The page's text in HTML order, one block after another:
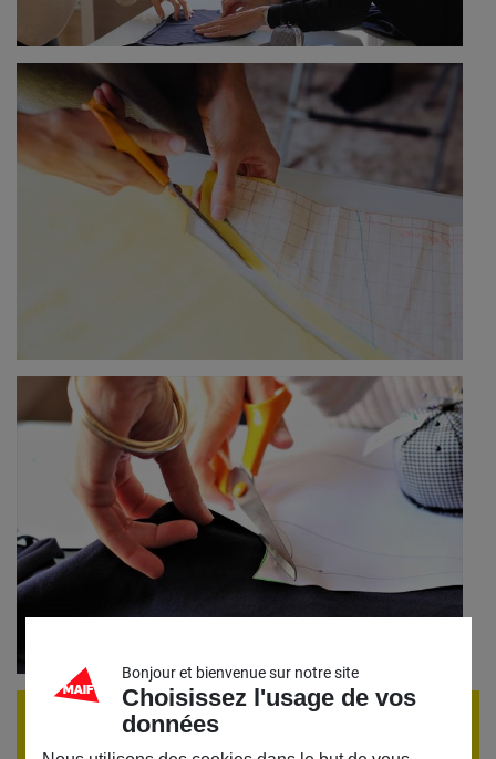
ÉVÈNEMENT TERMINÉ
Bonjour et bienvenue sur notre site
Choisissez l'usage de vos
données